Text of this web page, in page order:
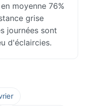
moyenne 76%
grise
journées sont
d'éclaircies.